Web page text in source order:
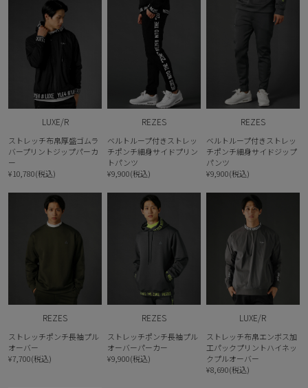
LUXE/R
ストレッチ布帛厚盛ゴムラ
バープリントジップパーカ
ー
¥10,780(税込)
REZES
ベルトループ付きストレッ
チポンチ細身サイドプリン
トパンツ
¥9,900(税込)
REZES
ベルトループ付きストレッ
チポンチ細身サイドジップ
パンツ
¥9,900(税込)
REZES
ストレッチポンチ長袖プル
オーバー
¥7,700(税込)
REZES
ストレッチポンチ長袖プル
オーバーパーカー
¥9,900(税込)
LUXE/R
ストレッチ布帛エンボス加
工パックプリントハイネッ
クプルオーバー
¥8,690(税込)